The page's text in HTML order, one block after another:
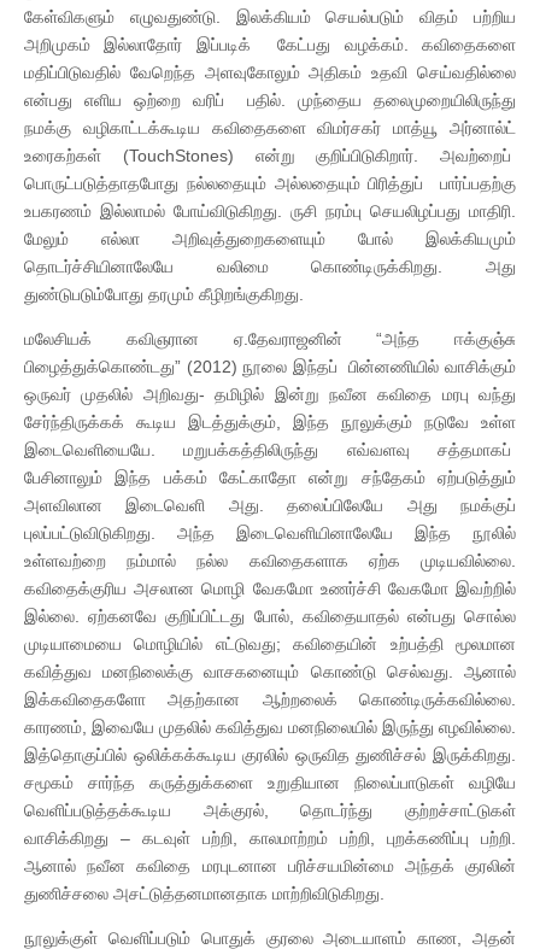
கேள்விகளும் எழுவதுண்டு. இலக்கியம் செயல்படும் விதம் பற்றிய
அறிமுகம் இல்லாதோர் இப்படிக் கேட்பது வழக்கம். கவிதைகளை
மதிப்பிடுவதில் வேறெந்த அளவுகோலும் அதிகம் உதவி செய்வதில்லை
என்பது எளிய ஒற்றை வரிப் பதில். முந்தைய தலைமுறையிலிருந்து
நமக்கு வழிகாட்டக்கூடிய கவிதைகளை விமர்சகர் மாத்யூ அர்னால்ட்
உரைகற்கள் (TouchStones) என்று குறிப்பிடுகிறார். அவற்றைப்
பொருட்படுத்தாதபோது நல்லதையும் அல்லதையும் பிரித்துப் பார்ப்பதற்கு
உபகரணம் இல்லாமல் போய்விடுகிறது. ருசி நரம்பு செயலிழப்பது மாதிரி.
மேலும் எல்லா அறிவுத்துறைகளையும் போல் இலக்கியமும்
தொடர்ச்சியினாலேயே வலிமை கொண்டிருக்கிறது. அது
துண்டுபடும்போது தரமும் கீழிறங்குகிறது.
மலேசியக் கவிஞரான ஏ.தேவராஜனின் “அந்த ஈக்குஞ்சு
பிழைத்துக்கொண்டது” (2012) நூலை இந்தப் பின்னணியில் வாசிக்கும்
ஒருவர் முதலில் அறிவது- தமிழில் இன்று நவீன கவிதை மரபு வந்து
சேர்ந்திருக்கக் கூடிய இடத்துக்கும், இந்த நூலுக்கும் நடுவே உள்ள
இடைவெளியையே. மறுபக்கத்திலிருந்து எவ்வளவு சத்தமாகப்
பேசினாலும் இந்த பக்கம் கேட்காதோ என்று சந்தேகம் ஏற்படுத்தும்
அளவிலான இடைவெளி அது. தலைப்பிலேயே அது நமக்குப்
புலப்பட்டுவிடுகிறது. அந்த இடைவெளியினாலேயே இந்த நூலில்
உள்ளவற்றை நம்மால் நல்ல கவிதைகளாக ஏற்க முடியவில்லை.
கவிதைக்குரிய அசலான மொழி வேகமோ உணர்ச்சி வேகமோ இவற்றில்
இல்லை. ஏற்கனவே குறிப்பிட்டது போல், கவிதையாதல் என்பது சொல்ல
முடியாமையை மொழியில் எட்டுவது; கவிதையின் உற்பத்தி மூலமான
கவித்துவ மனநிலைக்கு வாசகனையும் கொண்டு செல்வது. ஆனால்
இக்கவிதைகளோ அதற்கான ஆற்றலைக் கொண்டிருக்கவில்லை.
காரணம், இவையே முதலில் கவித்துவ மனநிலையில் இருந்து எழவில்லை.
இத்தொகுப்பில் ஒலிக்கக்கூடிய குரலில் ஒருவித துணிச்சல் இருக்கிறது.
சமூகம் சார்ந்த கருத்துக்களை உறுதியான நிலைப்பாடுகள் வழியே
வெளிப்படுத்தக்கூடிய அக்குரல், தொடர்ந்து குற்றச்சாட்டுகள்
வாசிக்கிறது – கடவுள் பற்றி, காலமாற்றம் பற்றி, புறக்கணிப்பு பற்றி.
ஆனால் நவீன கவிதை மரபுடனான பரிச்சயமின்மை அந்தக் குரலின்
துணிச்சலை அசட்டுத்தனமானதாக மாற்றிவிடுகிறது.
நூலுக்குள் வெளிப்படும் பொதுக் குரலை அடையாளம் காண, அதன்